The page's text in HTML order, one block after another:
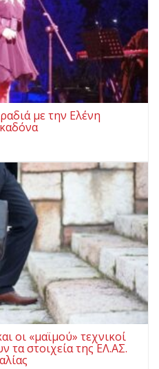
με την Ελένη
οι «μαϊμού» τεχνικοί
τα στοιχεία της ΕΛ.ΑΣ.